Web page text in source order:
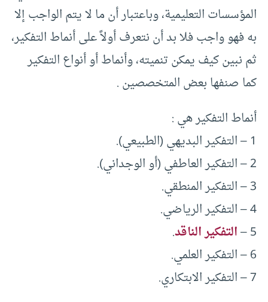
المؤسسات التعليمية، وباعتبار أن ما لا يتم الواجب إلا
به فهو واجب فلا بد أن نتعرف أولاً على أنماط التفكير،
ثم نبين كيف يمكن تنميته، وأنماط أو أنواع التفكير
كما صنفها بعض المتخصصين .
أنماط التفكير هي :
1 – التفكير البديهي (الطبيعي).
2 – التفكير العاطفي (أو الوجداني).
3 – التفكير المنطقي.
4 – التفكير الرياضي.
5 –
التفكير الناقد.
6 – التفكير العلمي.
7 – التفكير الابتكاري.